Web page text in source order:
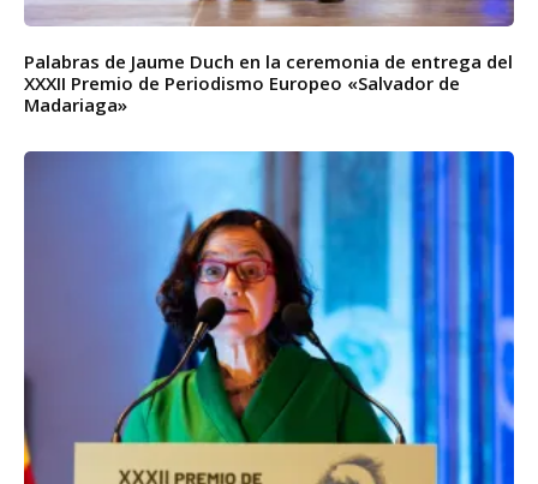
Palabras de Jaume Duch en la ceremonia de entrega del
XXXII Premio de Periodismo Europeo «Salvador de
Madariaga»